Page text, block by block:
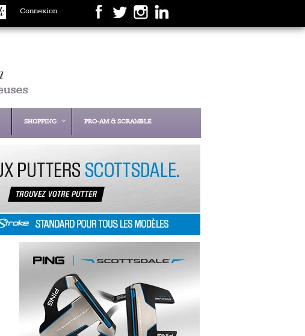
Connexion
SHOPPING PRO-AM & SCRAMBLE